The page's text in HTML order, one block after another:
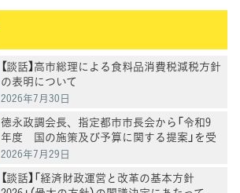
【談話】高市総理による食料品消費税減税方針
の表明について
2026年7月30日
徳永政調会長、指定都市市長会から「令和9
年度 国の施策及び予算に関する提案」を受
け、意見交換
2026年7月29日
【談話】「経済財政運営と改革の基本方針